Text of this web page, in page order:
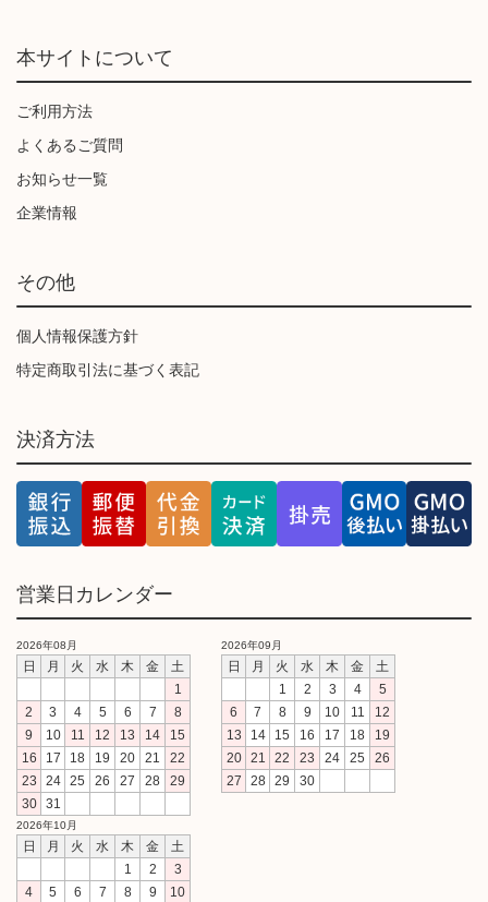
本サイトについて
ご利用方法
よくあるご質問
お知らせ一覧
企業情報
その他
個人情報保護方針
特定商取引法に基づく表記
決済方法
営業日カレンダー
2026年08月
日 月 火 水 木 金
土
1
2
3 4 5 6 7
8
9
10 11 12 13 14
15
16
17 18 19 20 21
22
23
24 25 26 27 28
29
30
31
2026年09月
日 月 火 水 木 金
土
1
2 3 4
5
6
7 8 9 10 11
12
13
14 15 16 17 18
19
20
21 22 23 24 25
26
27
28 29 30
2026年10月
日 月 火 水 木 金
土
1
2
3
4
5 6 7 8 9 10